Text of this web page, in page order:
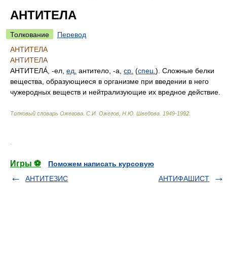
АНТИТЕЛА
Толкование
Перевод
АНТИТЕЛА
АНТИТЕЛА
АНТИТЕЛА́ , -ел, ед. антитело, -а, ср. (спец. ). Сложные белки
вещества, образующиеся в организме при введении в него
чужеродных веществ и нейтрализующие их вредное действие.
Толковый словарь Ожегова С.И. Ожегов, Н.Ю. Шведова. 1949-1992
Игры ⚽
Поможем написать курсовую
АНТИТЕЗИС
АНТИФАШИСТ